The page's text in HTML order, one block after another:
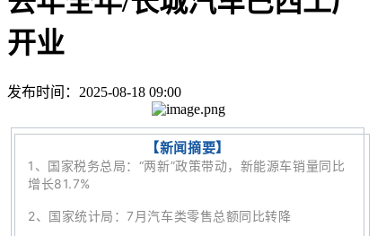
开业
发布时间：2025-08-18 09:00
【新闻摘要】
1、 国家税务总局：“两新”政策带动，新能源车销量同比
增长81.7%
2、国家统计局：7月汽车类零售总额同比转降